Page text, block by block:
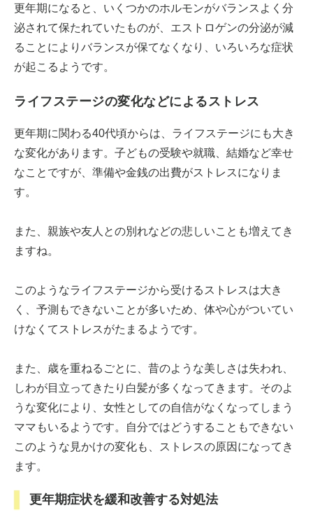
更年期になると、いくつかのホルモンがバランスよく分
泌されて保たれていたものが、エストロゲンの分泌が減
ることによりバランスが保てなくなり、いろいろな症状
が起こるようです。
ライフステージの変化などによるストレス
更年期に関わる40代頃からは、ライフステージにも大き
な変化があります。子どもの受験や就職、結婚など幸せ
なことですが、準備や金銭の出費がストレスになりま
す。
また、親族や友人との別れなどの悲しいことも増えてき
ますね。
このようなライフステージから受けるストレスは大き
く、予測もできないことが多いため、体や心がついてい
けなくてストレスがたまるようです。
また、歳を重ねるごとに、昔のような美しさは失われ、
しわが目立ってきたり白髪が多くなってきます。そのよ
うな変化により、女性としての自信がなくなってしまう
ママもいるようです。自分ではどうすることもできない
このような見かけの変化も、ストレスの原因になってき
ます。
更年期症状を緩和改善する対処法